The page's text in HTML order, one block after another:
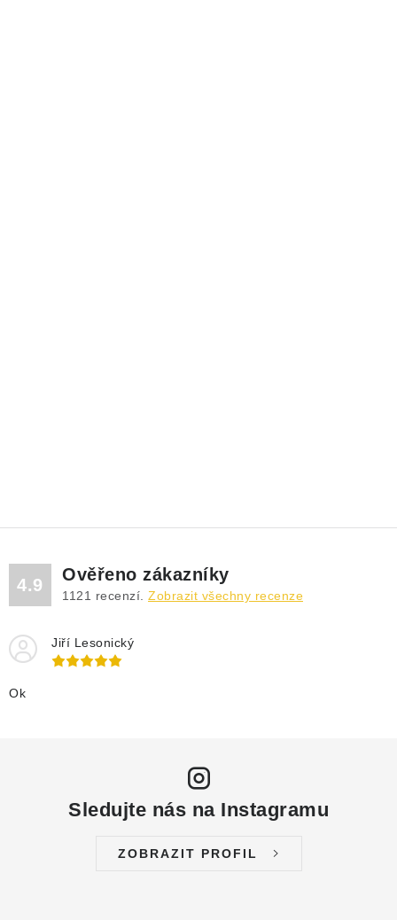
4.9
Ověřeno zákazníky
1121 recenzí. Zobrazit všechny recenze
Jiří Lesonický
Ok
Sledujte nás na Instagramu
ZOBRAZIT PROFIL